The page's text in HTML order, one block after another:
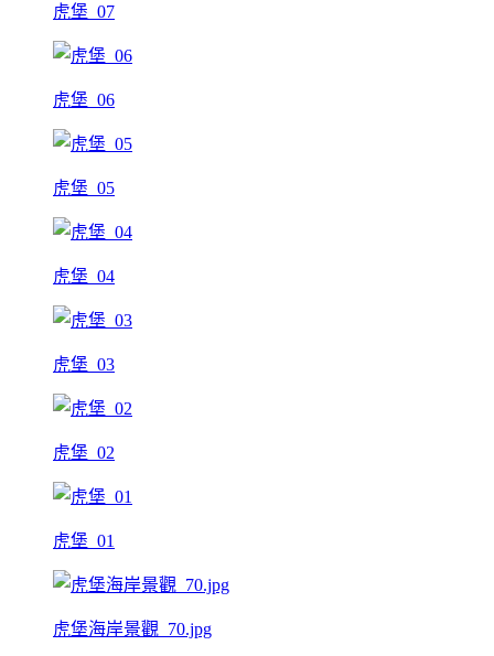
虎堡_07
虎堡_06
虎堡_05
虎堡_04
虎堡_03
虎堡_02
虎堡_01
虎堡海岸景觀_70.jpg